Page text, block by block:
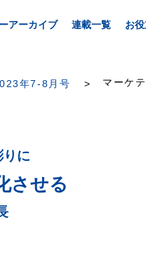
アーカイブ 連載一覧 お
年7-8月号 マーケ
に
させる